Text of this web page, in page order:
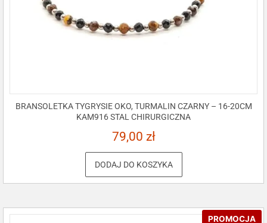
BRANSOLETKA TYGRYSIE OKO, TURMALIN CZARNY – 16-20CM
KAM916 STAL CHIRURGICZNA
79,00 zł
DODAJ DO KOSZYKA
PROMOCJA